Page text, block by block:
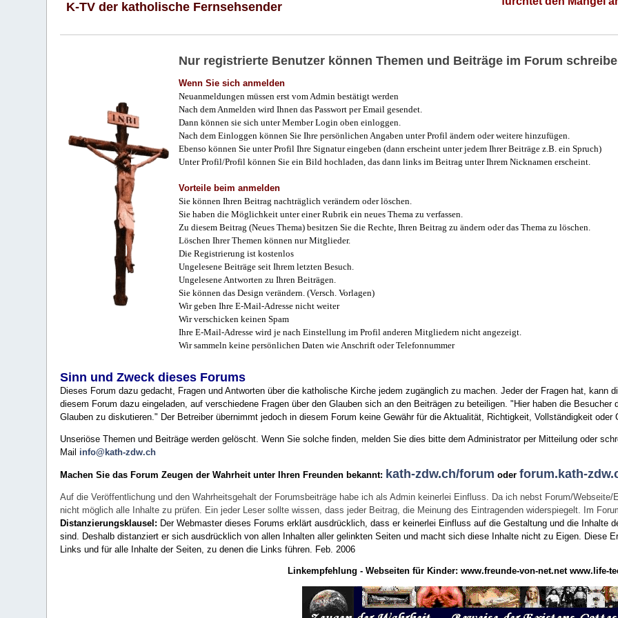
K-TV der katholische Fernsehsender
Nur registrierte Benutzer können Themen und Beiträge im Forum
Wenn Sie sich anmelden
Neuanmeldungen müssen erst vom Admin bestätigt werden
Nach dem Anmelden wird Ihnen das Passwort per Email gesendet.
Dann können sie sich unter Member Login oben einloggen.
Nach dem Einloggen können Sie Ihre persönlichen Angaben unter Profil ändern oder weitere hinzufügen.
Ebenso können Sie unter Profil Ihre Signatur eingeben (dann erscheint unter jedem Ihrer Beiträge z.B. ein Spruch)
Unter Profil/Profil können Sie ein Bild hochladen, das dann links im Beitrag unter Ihrem Nicknamen erscheint.
Vorteile beim anmelden
Sie können Ihren Beitrag nachträglich verändern oder löschen.
Sie haben die Möglichkeit unter einer Rubrik ein neues Thema zu verfassen.
Zu diesem Beitrag (Neues Thema) besitzen Sie die Rechte, Ihren Beitrag zu ändern oder das Thema zu löschen.
Löschen Ihrer Themen können nur Mitglieder.
Die Registrierung ist kostenlos
Ungelesene Beiträge seit Ihrem letzten Besuch.
Ungelesene Antworten zu Ihren Beiträgen.
Sie können das Design verändern. (Versch. Vorlagen)
Wir geben Ihre E-Mail-Adresse nicht weiter
Wir verschicken keinen Spam
Ihre E-Mail-Adresse wird je nach Einstellung im Profil anderen Mitgliedern nicht angezeigt.
Wir sammeln keine persönlichen Daten wie Anschrift oder Telefonnummer
Sinn und Zweck dieses Forums
Dieses Forum dazu gedacht, Fragen und Antworten über die katholische Kirche jedem zugänglich zu machen. Jeder der Fragen hat, kann
diesem Forum dazu eingeladen, auf verschiedene Fragen über den Glauben sich an den Beiträgen zu beteiligen. "Hier haben die
Glauben zu diskutieren." Der Betreiber übernimmt jedoch in diesem Forum keine Gewähr für die Aktualität, Richtigkeit, Vollständigkeit oder
Unseriöse Themen und Beiträge werden gelöscht. Wenn Sie solche finden, melden Sie dies bitte dem Administrator per Mitteilung oder
Mail info@kath-zdw.ch
Machen Sie das Forum Zeugen der Wahrheit unter Ihren Freunden bekannt: kath-zdw.ch/forum oderforum.kath-
Auf die Veröffentlichung und den Wahrheitsgehalt der Forumsbeiträge habe ich als Admin keinerlei Einfluss. Da ich nebst Forum/
nicht möglich alle Inhalte zu prüfen. Ein jeder Leser sollte wissen, dass jeder Beitrag, die Meinung des Eintragenden widerspiegelt. Im
Distanzierungsklausel: Der Webmaster dieses Forums erklärt ausdrücklich, dass er keinerlei Einfluss auf die Gestaltung und die Inhalte
sind. Deshalb distanziert er sich ausdrücklich von allen Inhalten aller gelinkten Seiten und macht sich diese Inhalte nicht zu Eigen. Diese
Links und für alle Inhalte der Seiten, zu denen die Links führen. Feb. 2006
Linkempfehlung - Webseiten für Kinder: www.freunde-von-net.net www.life-